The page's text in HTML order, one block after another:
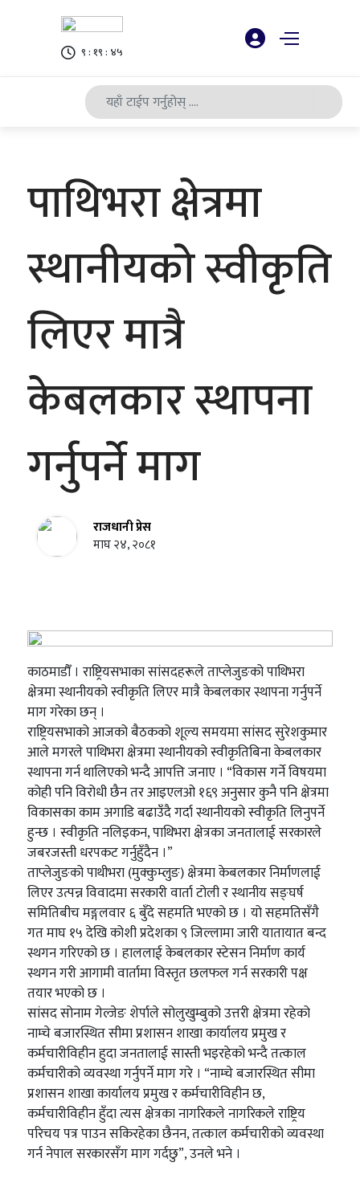
९ : १९ : ४५
पाथिभरा क्षेत्रमा
स्थानीयको स्वीकृति
लिएर मात्रै
केबलकार स्थापना
गर्नुपर्ने माग
राजधानी प्रेस
माघ २४, २०८१
काठमाडौँ । राष्ट्रियसभाका सांसदहरूले ताप्लेजुङको पाथिभरा
क्षेत्रमा स्थानीयको स्वीकृति लिएर मात्रै केबलकार स्थापना गर्नुपर्ने
माग गरेका छन् ।
राष्ट्रियसभाको आजको बैठकको शूल्य समयमा सांसद सुरेशकुमार
आले मगरले पाथिभरा क्षेत्रमा स्थानीयको स्वीकृतिबिना केबलकार
स्थापना गर्न थालिएको भन्दै आपत्ति जनाए । “विकास गर्ने विषयमा
कोही पनि विरोधी छैन तर आइएलओ १६९ अनुसार कुनै पनि क्षेत्रमा
विकासका काम अगाडि बढाउँदै गर्दा स्थानीयको स्वीकृति लिनुपर्ने
हुन्छ । स्वीकृति नलिइकन, पाथिभरा क्षेत्रका जनतालाई सरकारले
जबरजस्ती धरपकट गर्नुहुँदैन ।”
ताप्लेजुङको पाथीभरा (मुक्कुम्लुङ) क्षेत्रमा केबलकार निर्माणलाई
लिएर उत्पन्न विवादमा सरकारी वार्ता टोली र स्थानीय सङ्घर्ष
समितिबीच मङ्गलवार ६ बुँदे सहमति भएको छ । यो सहमतिसँगै
गत माघ १५ देखि कोशी प्रदेशका ९ जिल्लामा जारी यातायात बन्द
स्थगन गरिएको छ । हाललाई केबलकार स्टेसन निर्माण कार्य
स्थगन गरी आगामी वार्तामा विस्तृत छलफल गर्न सरकारी पक्ष
तयार भएको छ ।
सांसद सोनाम गेल्जेङ शेर्पाले सोलुखुम्बुको उत्तरी क्षेत्रमा रहेको
नाम्चे बजारस्थित सीमा प्रशासन शाखा कार्यालय प्रमुख र
कर्मचारीविहीन हुदा जनतालाई सास्ती भइरहेको भन्दै तत्काल
कर्मचारीको व्यवस्था गर्नुपर्ने माग गरे । “नाम्चे बजारस्थित सीमा
प्रशासन शाखा कार्यालय प्रमुख र कर्मचारीविहीन छ,
कर्मचारीविहीन हुँदा त्यस क्षेत्रका नागरिकले नागरिकले राष्ट्रिय
परिचय पत्र पाउन सकिरहेका छैनन, तत्काल कर्मचारीको व्यवस्था
गर्न नेपाल सरकारसँग माग गर्दछु”, उनले भने ।